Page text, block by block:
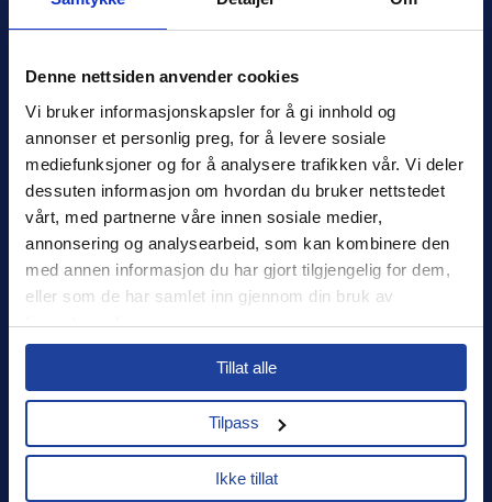
Denne nettsiden anvender cookies
Vi bruker informasjonskapsler for å gi innhold og
annonser et personlig preg, for å levere sosiale
mediefunksjoner og for å analysere trafikken vår. Vi deler
dessuten informasjon om hvordan du bruker nettstedet
vårt, med partnerne våre innen sosiale medier,
annonsering og analysearbeid, som kan kombinere den
med annen informasjon du har gjort tilgjengelig for dem,
eller som de har samlet inn gjennom din bruk av
tjenestene deres.
Tillat alle
Tilpass
Ikke tillat
Select your country to see content relevant to
you and your business.
Select
Xledger Norge
Østensjøveien 32,0667,Oslo
Norge
salg@xledger.no
40002211
Logg inn
Support
Personvern